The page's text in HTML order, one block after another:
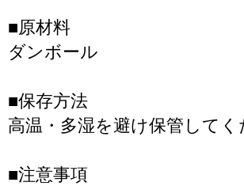
■原材料
ダンボール
■保存方法
高温・多湿を避け保管してく
■注意事項